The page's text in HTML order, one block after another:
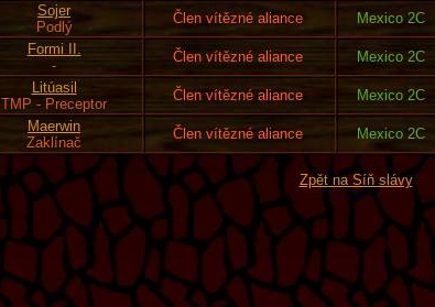
Sojer
Podlý
Člen vítězné aliance Mexico 2C
Formi II.
-
Člen vítězné aliance Mexico 2C
Litúasil
TMP - Preceptor
Člen vítězné aliance Mexico 2C
Maerwin
Zaklínač
Člen vítězné aliance Mexico 2C
Zpět na Síň slávy